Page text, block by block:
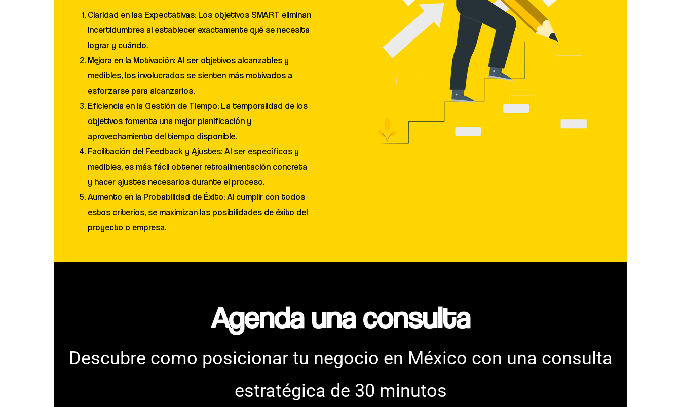
Claridad en las Expectativas: Los objetivos SMART eliminan
incertidumbres al establecer exactamente qué se necesita
lograr y cuándo.
Mejora en la Motivación: Al ser objetivos alcanzables y
medibles, los involucrados se sienten más motivados a
esforzarse para alcanzarlos.
Eficiencia en la Gestión de Tiempo: La temporalidad de los
objetivos fomenta una mejor planificación y
aprovechamiento del tiempo disponible.
Facilitación del Feedback y Ajustes: Al ser específicos y
medibles, es más fácil obtener retroalimentación concreta
y hacer ajustes necesarios durante el proceso.
Aumento en la Probabilidad de Éxito: Al cumplir con todos
estos criterios, se maximizan las posibilidades de éxito del
proyecto o empresa.
Agenda una consulta​
Descubre como posicionar tu negocio en México con una consulta
estratégica de 30 minutos